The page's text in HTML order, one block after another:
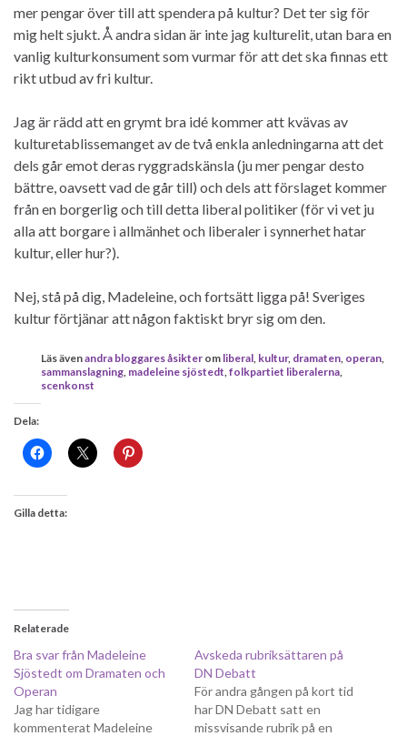
mer pengar över till att spendera på kultur? Det ter sig för
mig helt sjukt. Å andra sidan är inte jag kulturelit, utan bara en
vanlig kulturkonsument som vurmar för att det ska finnas ett
rikt utbud av fri kultur.
Jag är rädd att en grymt bra idé kommer att kvävas av
kulturetablissemanget av de två enkla anledningarna att det
dels går emot deras ryggradskänsla (ju mer pengar desto
bättre, oavsett vad de går till) och dels att förslaget kommer
från en borgerlig och till detta liberal politiker (för vi vet ju
alla att borgare i allmänhet och liberaler i synnerhet hatar
kultur, eller hur?).
Nej, stå på dig, Madeleine, och fortsätt ligga på! Sveriges
kultur förtjänar att någon faktiskt bryr sig om den.
Läs ävenandra bloggares åsikter om liberal kultur, dramaten operan
sammanslagning madeleine sjöstedt folkpartiet liberalerna
scenkonst
Dela:
Gilla detta:
Relaterade
Bra svar från Madeleine
Sjöstedt om Dramaten och
Operan
Jag har tidigare
kommenterat Madeleine
Avskeda rubriksättaren på
DN Debatt
För andra gången på kort tid
har DN Debatt satt en
missvisande rubrik på en